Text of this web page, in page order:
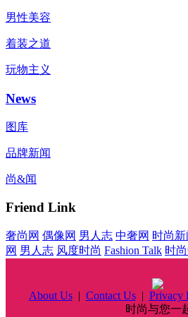
男性美容
着装之道
玩物主义
News
图库
品牌新闻
尚&闻
Friend Link
奢尚网 偶像网 男人志 中奢网 时尚新
网 男人志 风度时尚 Fashion Talk 时
About Us| Contact Us| Privacy
时尚与您一